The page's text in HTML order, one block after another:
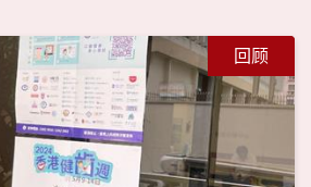
回顾